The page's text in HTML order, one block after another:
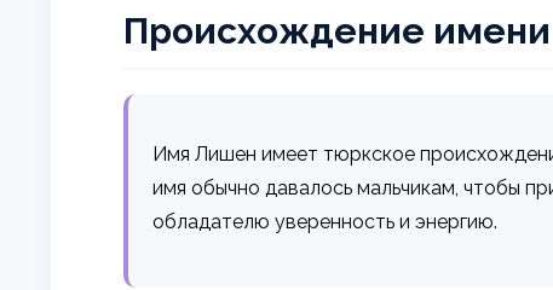
Происхождение имени
Имя Лишен имеет тюркское
имя обычно давалось мальчикам, чтобы
обладателю уверенность и энергию.